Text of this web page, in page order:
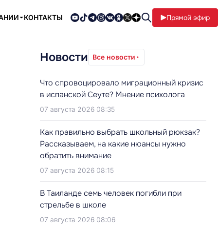
КОНТАКТЫ Прямой эфир
Новости Все новости
Что спровоцировало миграционный кризис
в испанской Сеуте? Мнение психолога
07 августа 2026 08:35
Как правильно выбрать школьный рюкзак?
Рассказываем, на какие нюансы нужно
обратить внимание
07 августа 2026 08:15
В Таиланде семь человек погибли при
стрельбе в школе
07 августа 2026 08:06